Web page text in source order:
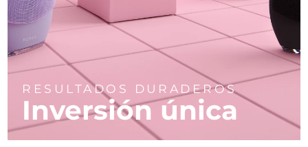
RESULTADOS DURADEROS
Inversión única